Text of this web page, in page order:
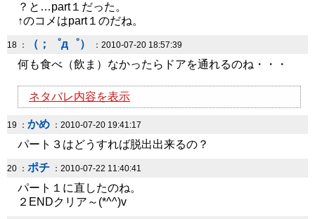
？と…part１だった。
↑のコメはpart１のだね。
18 ： （；゜д゜） ：2010-07-20 18:57:39
何も食べ（飲ま）なかったらドアを通れるのね・・・
ネタバレ内容を表示
19 ： かめ ：2010-07-20 19:41:17
パート３はどうすれば脱出出来るの？
20 ： ポチ ：2010-07-22 11:40:41
パート１に直したのね。
２ENDクリア～(*^^)v